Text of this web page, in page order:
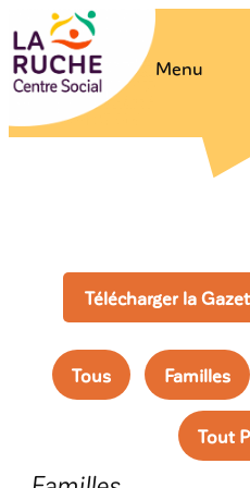
Menu
Télécharger la
Tous Familles
Tout